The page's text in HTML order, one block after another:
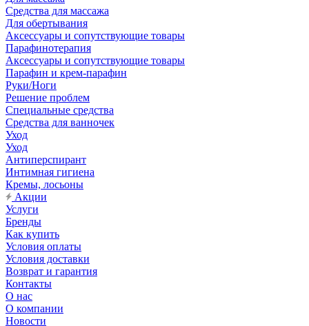
Средства для массажа
Для обертывания
Аксессуары и сопутствующие товары
Парафинотерапия
Аксессуары и сопутствующие товары
Парафин и крем-парафин
Руки/Ноги
Решение проблем
Специальные средства
Средства для ванночек
Уход
Уход
Антиперспирант
Интимная гигиена
Кремы, лосьоны
Акции
Услуги
Бренды
Как купить
Условия оплаты
Условия доставки
Возврат и гарантия
Контакты
О нас
О компании
Новости